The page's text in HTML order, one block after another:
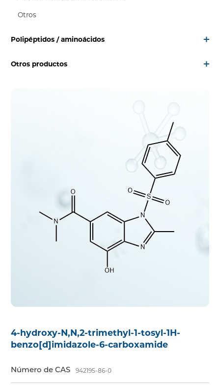
Otros
Polipéptidos / aminoácidos
Otros productos
4-hydroxy-N,N,2-trimethyl-1-tosyl-1H-
benzo[d]imidazole-6-carboxamide
Número de CAS 942195-86-0